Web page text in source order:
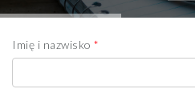
Imię i nazwisko *